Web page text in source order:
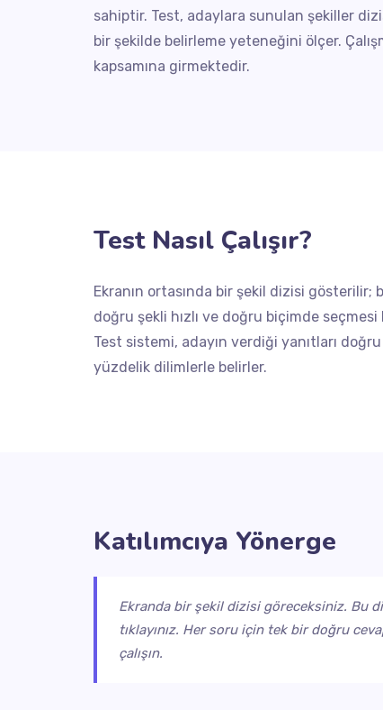
sahiptir. Test, adaylara sunulan şekiller
bir şekilde belirleme yeteneğini ölçer.
kapsamına girmektedir.
Test Nasıl Çalışır?
Ekranın ortasında bir şekil dizisi gösterilir;
doğru şekli hızlı ve doğru biçimde seçmesi
Test sistemi, adayın verdiği yanıtları
yüzdelik dilimlerle belirler.
Katılımcıya Yönerge
Ekranda bir şekil dizisi göreceksiniz. Bu
tıklayınız. Her soru için tek bir doğru
çalışın.